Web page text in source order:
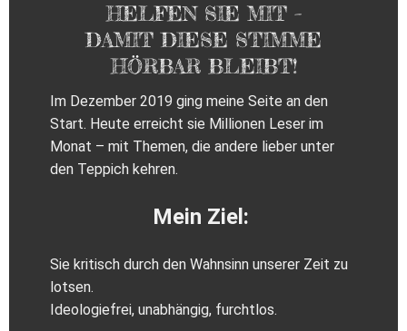
HELFEN SIE MIT –
DAMIT DIESE STIMME
HÖRBAR BLEIBT!
Im Dezember 2019 ging meine Seite an den
Start. Heute erreicht sie Millionen Leser im
Monat – mit Themen, die andere lieber unter
den Teppich kehren.
Mein Ziel:
Sie kritisch durch den Wahnsinn unserer Zeit zu
lotsen.
Ideologiefrei, unabhängig, furchtlos.